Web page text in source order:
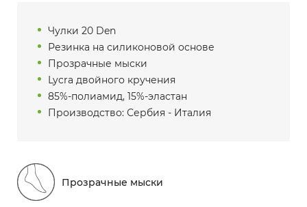
Чулки 20 Den
Резинка на силиконовой основе
Прозрачные мыски
Lycra двойного кручения
85%-полиамид, 15%-эластан
Производство: Сербия - Италия
Прозрачные мыски